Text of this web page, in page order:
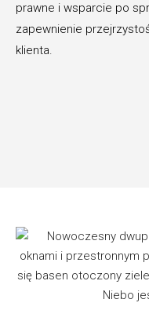
prawne i wsparcie po
zapewnienie
klienta.